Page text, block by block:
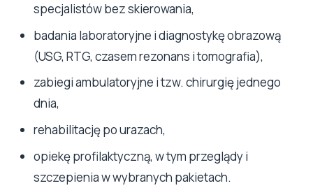
specjalistów bez skierowania,
badania laboratoryjne i diagnostykę obrazową
(USG, RTG, czasem rezonans i tomografia),
zabiegi ambulatoryjne i tzw. chirurgię jednego
dnia,
rehabilitację po urazach,
opiekę profilaktyczną, w tym przeglądy i
szczepienia w wybranych pakietach.